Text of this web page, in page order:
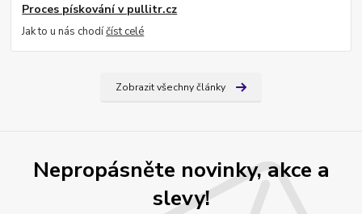
Proces pískování v pullitr.cz
Jak to u nás chodíčíst celé
Zobrazit všechny články
Nepropásněte novinky, akce a
slevy!